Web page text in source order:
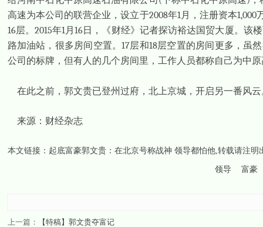
高速为本公司的联营企业，设立于2008年1月，注册资本1,000
16层。 2015年1月16 日，《财经》记者探访裕达国贸大厦。该
路加油站，很多房间空置。17层和18层空置的房间更多，虽
公司的标牌，但有人的几个房间里，工作人员都称自己为中
在此之前，郭文贵已登州过府，北上京城，开启另一番风云
来源：财经杂志
本文链接： 起底富豪郭文贵：在北京号称战神 领导都怕他,转载请注明
领导 富豪
上一篇： 【特稿】郭文贵夺富记